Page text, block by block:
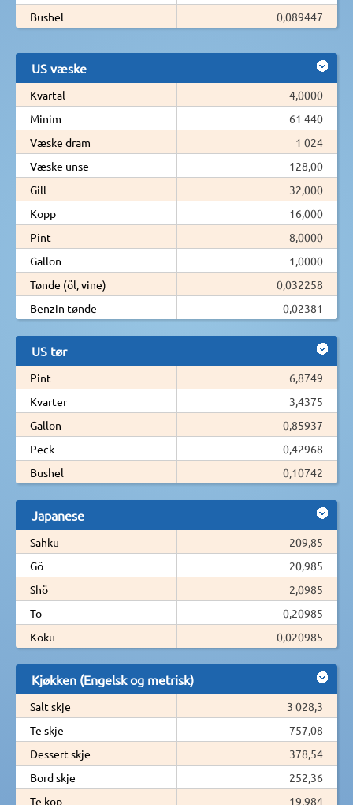
Bushel 0,089447
US væske
Kvartal
4,0000
Minim
61 440
Væske dram
1 024
Væske unse
128,00
Gill
32,000
Kopp
16,000
Pint
8,0000
Gallon
1,0000
Tønde (öl, vine)
0,032258
Benzin tønde
0,02381
US tør
Pint
6,8749
Kvarter
3,4375
Gallon
0,85937
Peck
0,42968
Bushel
0,10742
Japanese
Sahku
209,85
Gö
20,985
Shö
2,0985
To
0,20985
Koku
0,020985
Kjøkken (Engelsk og metrisk)
Salt skje
3 028,3
Te skje
757,08
Dessert skje
378,54
Bord skje
252,36
Te kop
19,984